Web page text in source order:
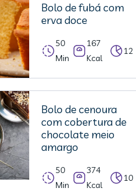
Bolo de fubá com
erva doce
50
Min
167
Kcal
12
Bolo de cenoura
com cobertura de
chocolate meio
amargo
50
Min
374
Kcal
10